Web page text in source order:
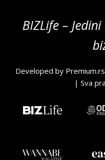
BIZLife –
Developed by Premium.rs
| Sva